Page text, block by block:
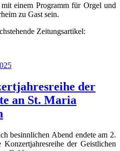
einem Programm für Orgel und
zu Gast sein.
Zeitungsartikel:
der
an St. Maria
besinnlichen Abend endete am 2.
der Geistlichen